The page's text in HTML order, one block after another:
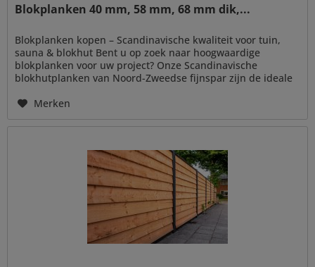
Blokplanken 40 mm, 58 mm, 68 mm dik,...
Blokplanken kopen – Scandinavische kwaliteit voor tuin,
sauna & blokhut Bent u op zoek naar hoogwaardige
blokplanken voor uw project? Onze Scandinavische
blokhutplanken van Noord-Zweedse fijnspar zijn de ideale
Merken